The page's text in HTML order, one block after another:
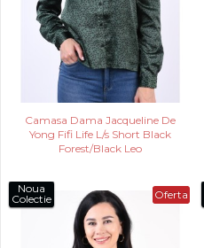
Camasa Dama Jacqueline De
Yong Fifi Life L/s Short Black
Forest/Black Leo
Oferta
Noua
Colectie